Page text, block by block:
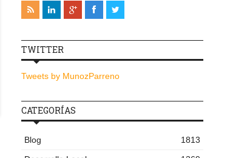
TWITTER
Tweets by MunozParreno
CATEGORÍAS
Blog
1813